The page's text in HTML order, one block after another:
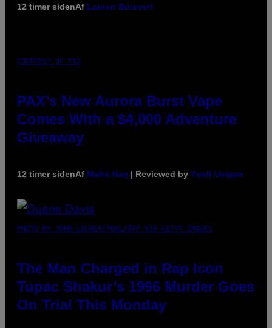
12 timer sidenAf Lauren Boisvert
COURTESY OF PAX
PAX’s New Aurora Burst Vape
Comes With a $4,000 Adventure
Giveaway
12 timer sidenAf Maha Haq | Reviewed by Ysolt Usigan
PHOTO BY JOHN LOCHER/POOL/AFP VIA GETTY IMAGES
The Man Charged in Rap Icon
Tupac Shakur’s 1996 Murder Goes
On Trial This Monday